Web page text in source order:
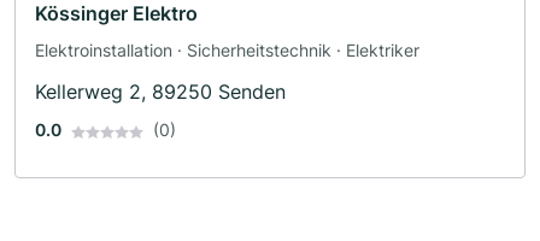
Kössinger Elektro
Elektroinstallation · Sicherheitstechnik · Elektriker
Kellerweg 2, 89250 Senden
0.0 (0)